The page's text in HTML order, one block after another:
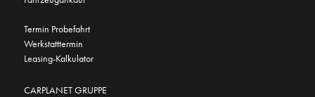
Termin Probefahrt
Werkstatttermin
Leasing-Kalkulator
CARPLANET GRUPPE